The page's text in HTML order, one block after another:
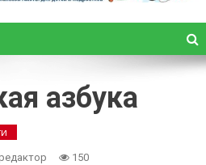
для детей и
азбука
150